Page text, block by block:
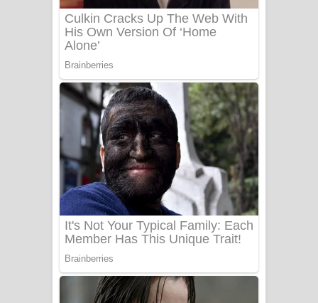
දුන් ආදරේ ගීතයේ පද පෙළ
Doni Song Lyrics - දෝණි ගීතයේ පද
පෙළ
Benthara Palame Song Lyrics -
බෙන්තර පාලමේ ගීතයේ පද පෙළ
Sanda Babalena Song Lyrics - සඳ
Adare Wadi Nisa Song Lyrics - ආදරේ